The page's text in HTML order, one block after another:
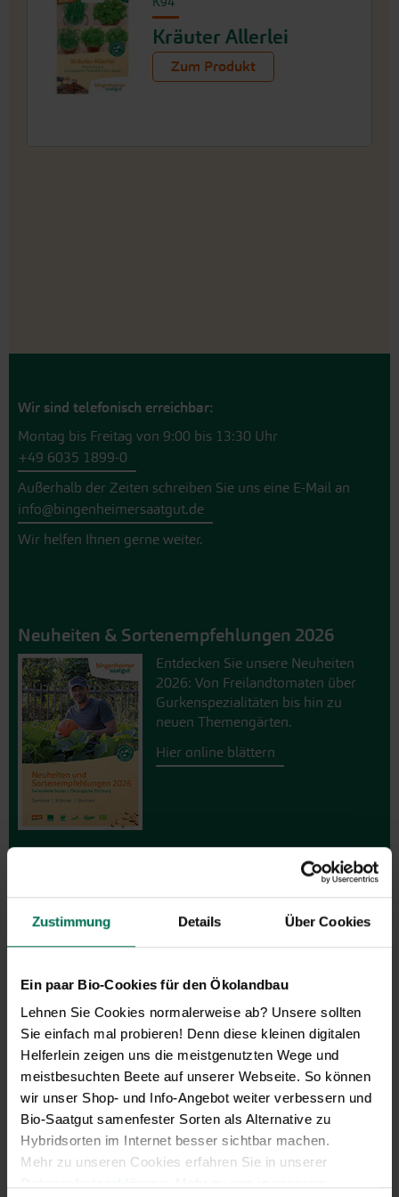
Zustimmung Details Über Cookies
Ein paar Bio-Cookies für den Ökolandbau
Lehnen Sie Cookies normalerweise ab? Unsere sollten
Sie einfach mal probieren! Denn diese kleinen digitalen
Helferlein zeigen uns die meistgenutzten Wege und
meistbesuchten Beete auf unserer Webseite. So können
wir unser Shop- und Info-Angebot weiter verbessern und
Bio-Saatgut samenfester Sorten als Alternative zu
Hybridsorten im Internet besser sichtbar machen.
Mehr zu unseren Cookies erfahren Sie in unserer
Kräuter Allerlei
Zum Produkt
Wir sind telefonisch erreichbar:
Montag bis Freitag von 9:00 bis 13:30 Uhr
+49 6035 1899-0
Außerhalb der Zeiten schreiben Sie uns eine E-Mail an
info@bingenheimersaatgut.de
Wir helfen Ihnen gerne weiter.
Neuheiten & Sortenempfehlungen 2026
Entdecken Sie unsere Neuheiten
2026: Von Freilandtomaten über
Gurkenspezialitäten bis hin zu
neuen Themengärten.
Hier online blättern
GARTEN-Nachrichten
Mit den GARTEN-Nachrichten
und hilfreiche Tipps und Tricks für
Hier kostenlos anmelden